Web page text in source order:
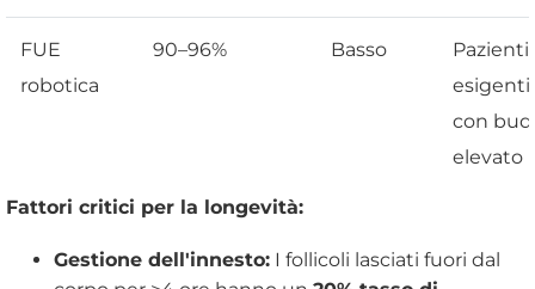
FUE
robotica
90–96% Basso
Pazienti
esigenti
con
elevato
Fattori critici per la longevità:
Gestione dell'innesto: I follicoli lasciati fuori dal